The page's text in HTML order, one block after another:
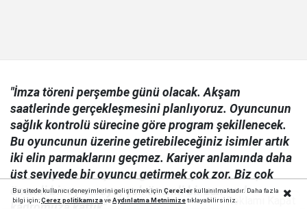
"İmza töreni perşembe günü olacak. Akşam
saatlerinde gerçekleşmesini planlıyoruz. Oyuncunun
sağlık kontrolü sürecine göre program şekillenecek.
Bu oyuncunun üzerine getirebileceğiniz isimler artık
iki elin parmaklarını geçmez. Kariyer anlamında daha
üst seviyede bir oyuncu getirmek çok zor. Biz çok
önemli bir oyuncuyu, çok önemli bir zamanda
kadromuza kattık"
Bu sitede kullanıcı deneyimlerini geliştirmek için Çerezlerkullanılmaktadır. Daha fazla
bilgi için;Çerez politikamızaveAydınlatma Metnimizetıklayabilirsiniz.Reklamı Kapat